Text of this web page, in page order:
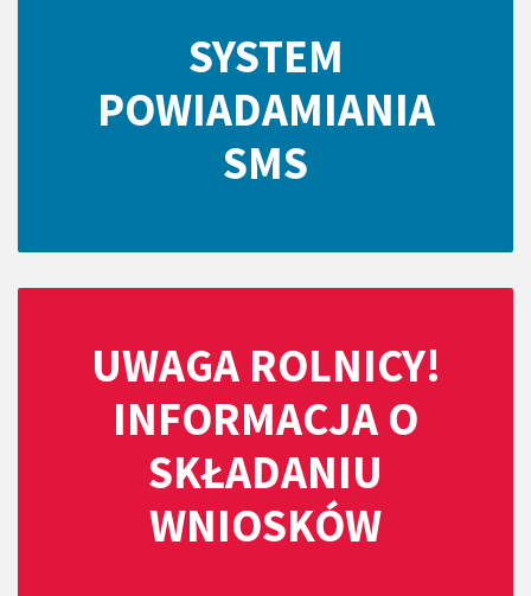
SYSTEM
POWIADAMIANIA
SMS
UWAGA ROLNICY!
INFORMACJA O
SKŁADANIU
WNIOSKÓW